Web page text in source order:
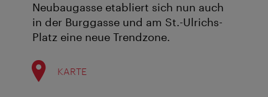
Neubaugasse etabliert sich nun auch
in der Burggasse und am St.-Ulrichs-
Platz eine neue Trendzone.
KARTE